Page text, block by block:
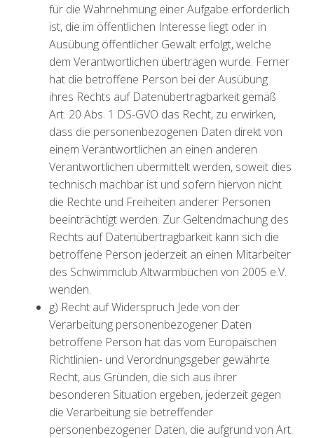
für die Wahrnehmung einer Aufgabe erforderlich
ist, die im öffentlichen Interesse liegt oder in
Ausübung öffentlicher Gewalt erfolgt, welche
dem Verantwortlichen übertragen wurde. Ferner
hat die betroffene Person bei der Ausübung
ihres Rechts auf Datenübertragbarkeit gemäß
Art. 20 Abs. 1 DS-GVO das Recht, zu erwirken,
dass die personenbezogenen Daten direkt von
einem Verantwortlichen an einen anderen
Verantwortlichen übermittelt werden, soweit dies
technisch machbar ist und sofern hiervon nicht
die Rechte und Freiheiten anderer Personen
beeinträchtigt werden. Zur Geltendmachung des
Rechts auf Datenübertragbarkeit kann sich die
betroffene Person jederzeit an einen Mitarbeiter
des Schwimmclub Altwarmbüchen von 2005 e.V.
wenden.
g) Recht auf Widerspruch Jede von der
Verarbeitung personenbezogener Daten
betroffene Person hat das vom Europäischen
Richtlinien- und Verordnungsgeber gewährte
Recht, aus Gründen, die sich aus ihrer
besonderen Situation ergeben, jederzeit gegen
die Verarbeitung sie betreffender
personenbezogener Daten, die aufgrund von Art.